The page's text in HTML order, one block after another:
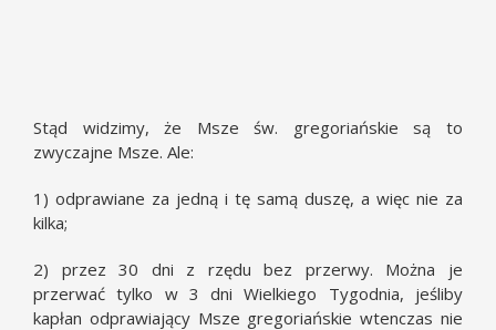
Stąd widzimy, że Msze św. gregoriańskie są to
zwyczajne Msze. Ale:
1) odprawiane za jedną i tę samą duszę, a więc nie za
kilka;
2) przez 30 dni z rzędu bez przerwy. Można je
przerwać tylko w 3 dni Wielkiego Tygodnia, jeśliby
kapłan odprawiający Msze gregoriańskie wtenczas nie